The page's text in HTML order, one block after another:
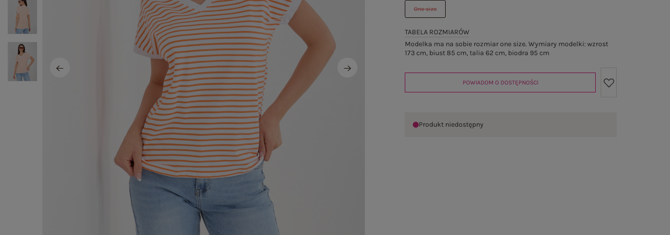
One size
TABELA ROZMIARÓW
Modelka ma na sobie rozmiar one size. Wymiary modelki: wzrost
173 cm, biust 85 cm, talia 62 cm, biodra 95 cm
POWIADOM O DOSTĘPNOŚCI
Produkt niedostępny